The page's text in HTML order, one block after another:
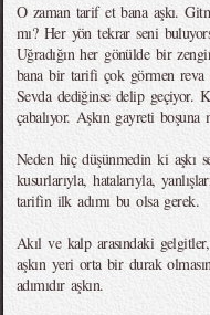
O zaman tarif et bana aşkı.
mı? Her yön tekrar seni
Uğradığın her gönülde bir
bana bir tarifi çok görmen reva
Sevda dediğinse delip geçiyor.
çabalıyor. Aşkın gayreti boşuna
Neden hiç düşünmedin ki aşkı
kusurlarıyla, hatalarıyla,
tarifin ilk adımı bu olsa gerek.
Akıl ve kalp arasındaki
aşkın yeri orta bir durak
adımıdır aşkın.